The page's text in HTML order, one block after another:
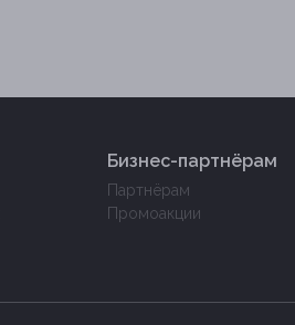
Бизнес-партнёрам
Партнёрам
Промоакции